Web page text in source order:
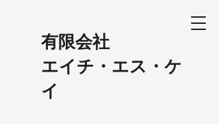
​有限会社
エイチ・エス・ケ
イ